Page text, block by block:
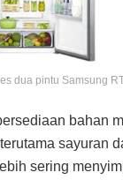
dua pintu Samsung
bahan
sayuran
sering